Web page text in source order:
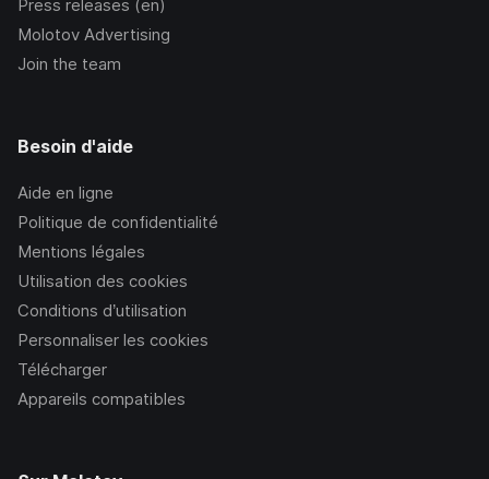
Press releases (en)
Molotov Advertising
Join the team
Besoin d'aide
Aide en ligne
Politique de confidentialité
Mentions légales
Utilisation des cookies
Conditions d’utilisation
Personnaliser les cookies
Télécharger
Appareils compatibles